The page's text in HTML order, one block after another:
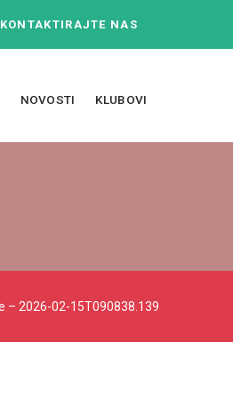
KONTAKTIRAJTE NAS
NOVOSTI KLUBOVI
– 2026-02-15T090838.139